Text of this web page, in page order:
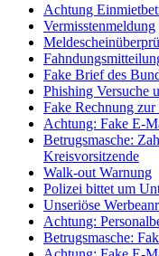
Achtung
Vermisstenmeldung
Fake Brief des
Phishing Versuche
Fake Rechnung
Achtung: Fake E-
Betrugsmasche:
Kreisvorsitzende
Walk-out Warnung
Polizei bittet um
Unseriöse
Achtung:
Betrugsmasche: